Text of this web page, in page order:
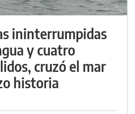
ininterrumpidas
y cuatro
cruzó el mar
historia